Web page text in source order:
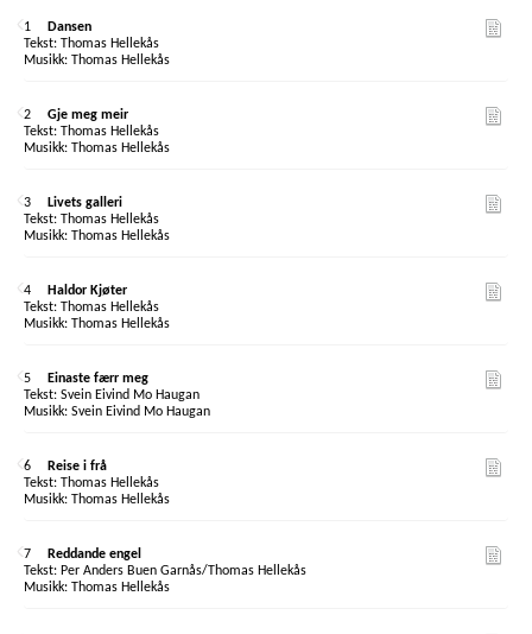
1
Dansen
Thomas Hellekås
Thomas Hellekås
2
Gje meg meir
Thomas Hellekås
Thomas Hellekås
3
Livets galleri
Thomas Hellekås
Thomas Hellekås
4
Haldor Kjøter
Thomas Hellekås
Thomas Hellekås
5
Einaste færr meg
Svein Eivind Mo Haugan
Svein Eivind Mo Haugan
6
Reise i frå
Thomas Hellekås
Thomas Hellekås
7
Reddande engel
Per Anders Buen Garnås/Thomas Hellekås
Thomas Hellekås